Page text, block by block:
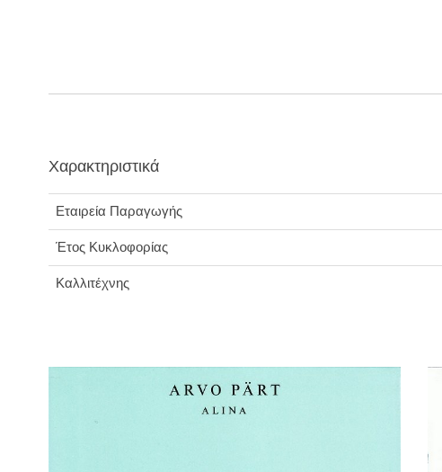
Χαρακτηριστικά
Εταιρεία Παραγωγής
Έτος Κυκλοφορίας
Καλλιτέχνης